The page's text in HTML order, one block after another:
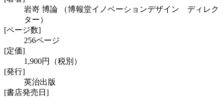
岩嵜 博論 （博報堂イノベーションデザイン ディレク
ター）
[ページ数]
256ページ
[定価]
1,900円（税別）
[発行]
英治出版
[書店発売日]